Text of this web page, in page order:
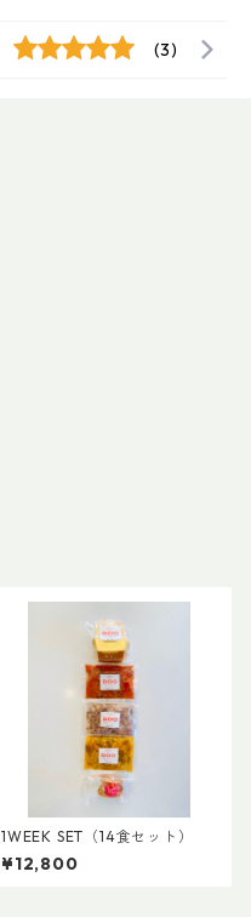
(3)
1WEEK SET（14食セット）
¥12,800